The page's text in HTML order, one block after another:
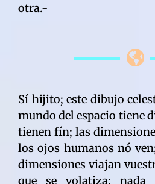
otra.-
Sí hijito; este dibujo
mundo del espacio tiene
tienen fín; las
los ojos humanos nó
dimensiones viajan
que se volatiza; nada